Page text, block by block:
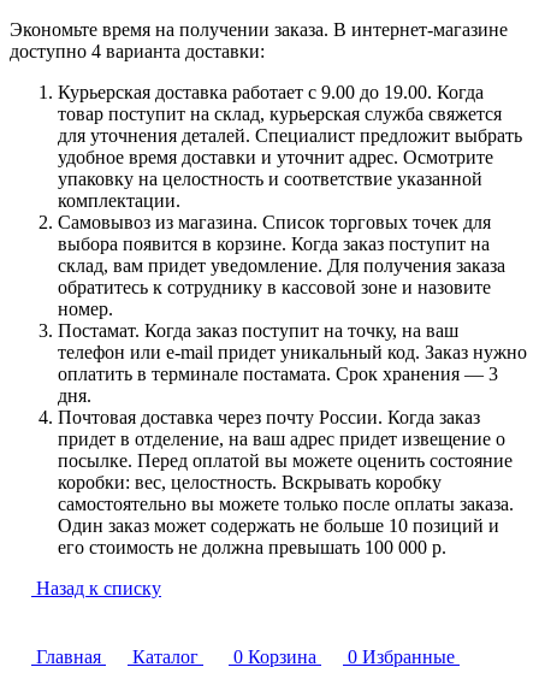
Экономьте время на получении заказа. В интернет-магазине
доступно 4 варианта доставки:
Курьерская доставка работает с 9.00 до 19.00. Когда
товар поступит на склад, курьерская служба свяжется
для уточнения деталей. Специалист предложит выбрать
удобное время доставки и уточнит адрес. Осмотрите
упаковку на целостность и соответствие указанной
комплектации.
Самовывоз из магазина. Список торговых точек для
выбора появится в корзине. Когда заказ поступит на
склад, вам придет уведомление. Для получения заказа
обратитесь к сотруднику в кассовой зоне и назовите
номер.
Постамат. Когда заказ поступит на точку, на ваш
телефон или e-mail придет уникальный код. Заказ нужно
оплатить в терминале постамата. Срок хранения — 3
дня.
Почтовая доставка через почту России. Когда заказ
придет в отделение, на ваш адрес придет извещение о
посылке. Перед оплатой вы можете оценить состояние
коробки: вес, целостность. Вскрывать коробку
самостоятельно вы можете только после оплаты заказа.
Один заказ может содержать не больше 10 позиций и
его стоимость не должна превышать 100 000 р.
Назад к списку
Главная Каталог 0 Корзина 0 Избранные